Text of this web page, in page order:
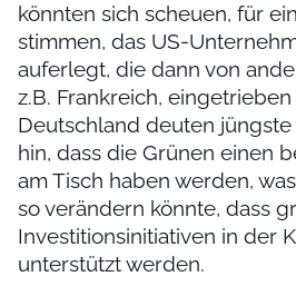
könnten sich scheuen, für
stimmen, das US-
auferlegt, die dann von
z.B. Frankreich,
Deutschland deuten
hin, dass die Grünen einen
am Tisch haben werden,
so verändern könnte, dass
Investitionsinitiativen in der
unterstützt werden.